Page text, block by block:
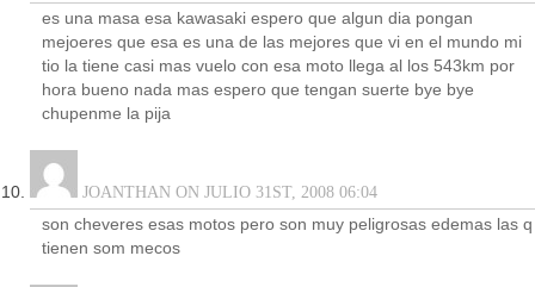
es una masa esa kawasaki espero que algun dia pongan
mejoeres que esa es una de las mejores que vi en el mundo mi
tio la tiene casi mas vuelo con esa moto llega al los 543km por
hora bueno nada mas espero que tengan suerte bye bye
chupenme la pija
JOANTHAN ON JULIO 31ST, 2008 06:04
son cheveres esas motos pero son muy peligrosas edemas las q
tienen som mecos